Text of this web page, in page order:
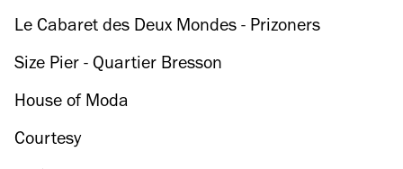
Le Cabaret des Deux Mondes - Prizoners
Size Pier - Quartier Bresson
House of Moda
Courtesy